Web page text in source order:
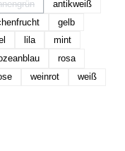
verfügbar.)
(Diese Option ist zurzeit nicht
antikweiß
gelb
lila
mint
rosa
weinrot weiß
zurzeit nicht verfügbar.)